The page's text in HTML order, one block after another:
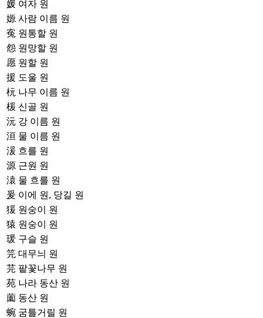
媛 여자 원
嫄 사람 이름 원
寃 원통할 원
怨 원망할 원
愿 원할 원
援 도울 원
杬 나무 이름 원
楥 신골 원
沅 강 이름 원
洹 물 이름 원
湲 흐를 원
源 근원 원
溒 물 흐를 원
爰 이에 원, 당길 원
猨 원숭이 원
猿 원숭이 원
瑗 구슬 원
笎 대무늬 원
芫 팥꽃나무 원
苑 나라 동산 원
薗 동산 원
蜿 굼틀거릴 원